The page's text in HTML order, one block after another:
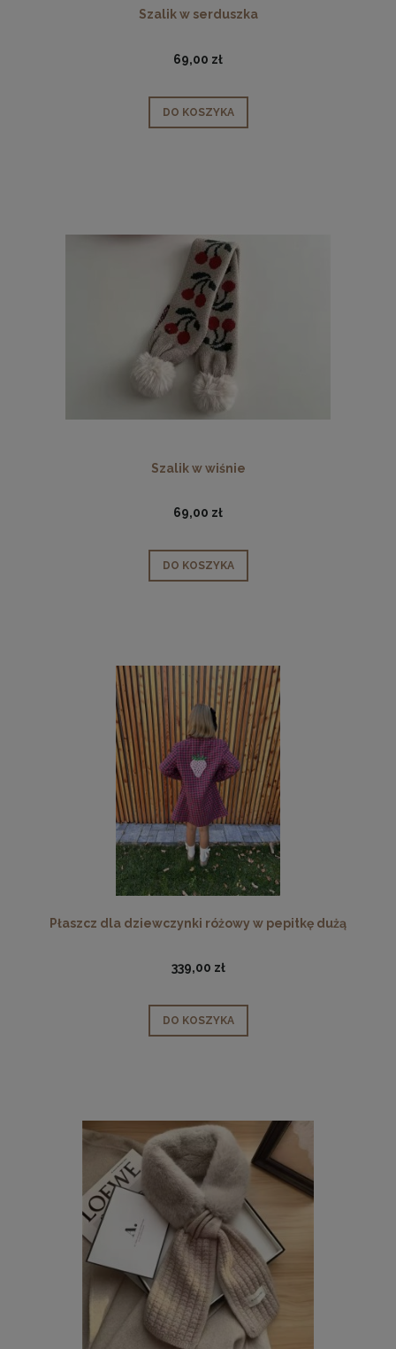
Szalik w serduszka
69,00 zł
DO KOSZYKA
Szalik w wiśnie
69,00 zł
DO KOSZYKA
Płaszcz dla dziewczynki różowy w pepitkę dużą
339,00 zł
DO KOSZYKA